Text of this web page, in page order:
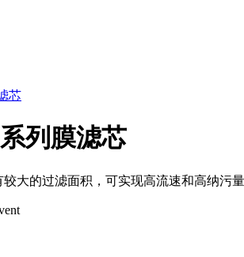
列膜滤芯
较大的过滤面积，可实现高流速和高纳污